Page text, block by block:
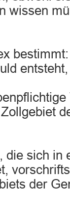
wissen
bestimmt:
entsteht,
die sich in
der